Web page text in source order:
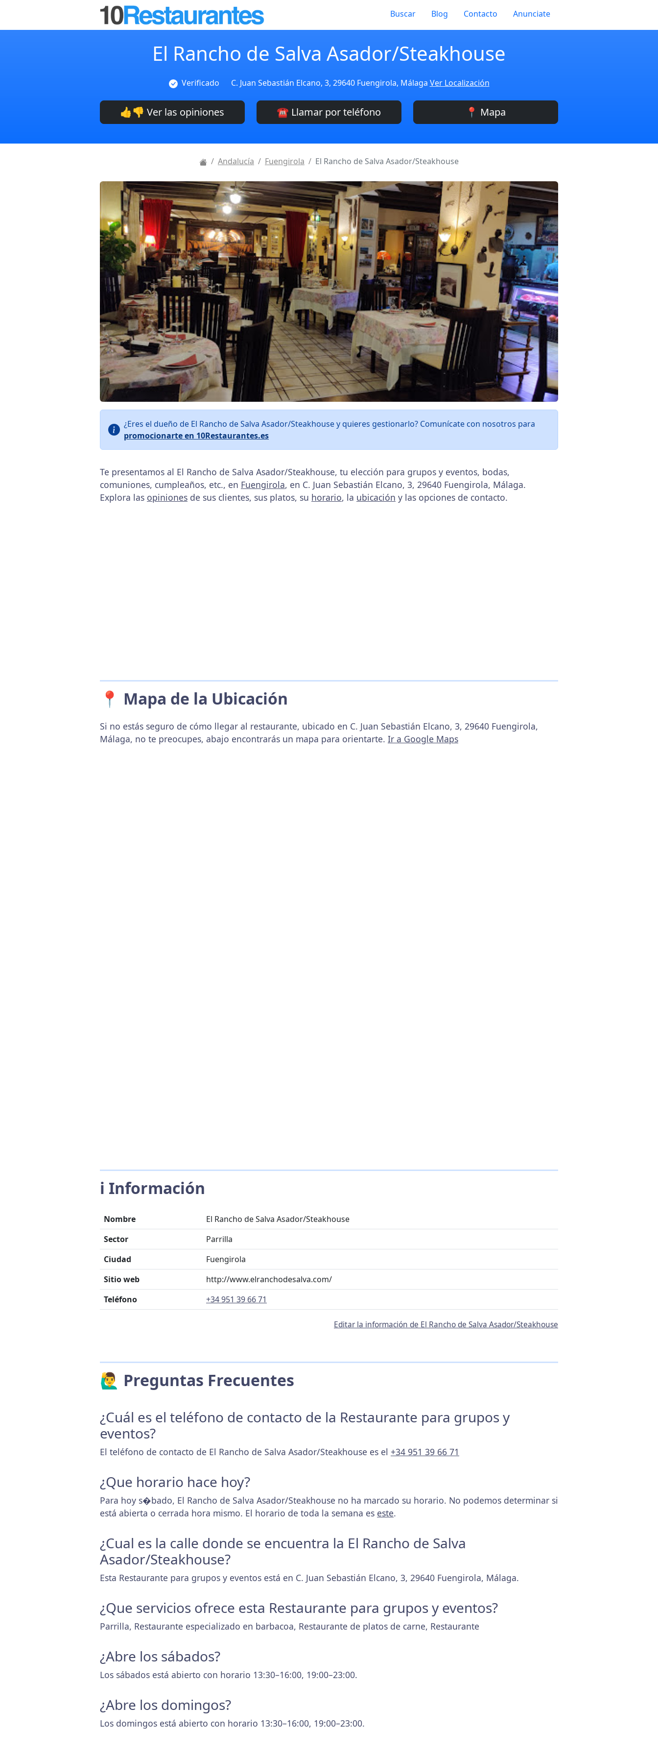
Buscar Blog Contacto Anunciate
El Rancho de Salva Asador/Steakhouse
Verificado C. Juan Sebastián Elcano, 3, 29640 Fuengirola, Málaga Ver Localización
👍👎 Ver las opiniones ☎️ Llamar por teléfono 📍 Mapa
Andalucía Fuengirola El Rancho de Salva Asador/Steakhouse
¿Eres el dueño de El Rancho de Salva Asador/Steakhouse y quieres gestionarlo? Comunícate con nosotros para
promocionarte en 10Restaurantes.es
Te presentamos al El Rancho de Salva Asador/Steakhouse, tu elección para grupos y eventos, bodas,
comuniones, cumpleaños, etc., en Fuengirola, en C. Juan Sebastián Elcano, 3, 29640 Fuengirola, Málaga.
Explora las opiniones de sus clientes, sus platos, su horario, la ubicación y las opciones de contacto.
📍 Mapa de la Ubicación
Si no estás seguro de cómo llegar al restaurante, ubicado en C. Juan Sebastián Elcano, 3, 29640 Fuengirola,
Málaga, no te preocupes, abajo encontrarás un mapa para orientarte. Ir a Google Maps
ℹ️ Información
Nombre
El Rancho de Salva Asador/Steakhouse
Sector
Parrilla
Ciudad
Fuengirola
Sitio web
http://www.elranchodesalva.com/
Teléfono
+34 951 39 66 71
Editar la información de El Rancho de Salva Asador/Steakhouse
🙋‍♂️ Preguntas Frecuentes
¿Cuál es el teléfono de contacto de la Restaurante para grupos y
eventos?
El teléfono de contacto de El Rancho de Salva Asador/Steakhouse es el +34 951 39 66 71
¿Que horario hace hoy?
Para hoy s�bado, El Rancho de Salva Asador/Steakhouse no ha marcado su horario. No podemos determinar si
está abierta o cerrada hora mismo. El horario de toda la semana es este.
¿Cual es la calle donde se encuentra la El Rancho de Salva
Asador/Steakhouse?
Esta Restaurante para grupos y eventos está en C. Juan Sebastián Elcano, 3, 29640 Fuengirola, Málaga.
¿Que servicios ofrece esta Restaurante para grupos y eventos?
Parrilla, Restaurante especializado en barbacoa, Restaurante de platos de carne, Restaurante
¿Abre los sábados?
Los sábados está abierto con horario 13:30–16:00, 19:00–23:00.
¿Abre los domingos?
Los domingos está abierto con horario 13:30–16:00, 19:00–23:00.